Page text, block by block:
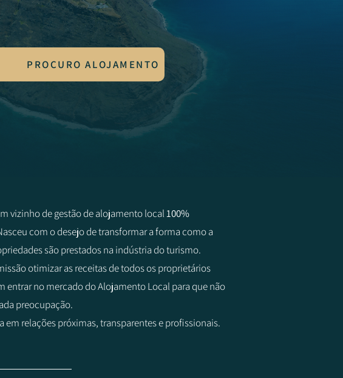
PROCURO ALOJAMENTO
vizinho de gestão de alojamento local100%
com o desejo de transformar a forma como a
são prestados na indústria do turismo.
otimizar as receitas de todos os proprietários
entrar no mercado do Alojamento Local para que não
preocupação.
em relações próximas, transparentes e profissionais.